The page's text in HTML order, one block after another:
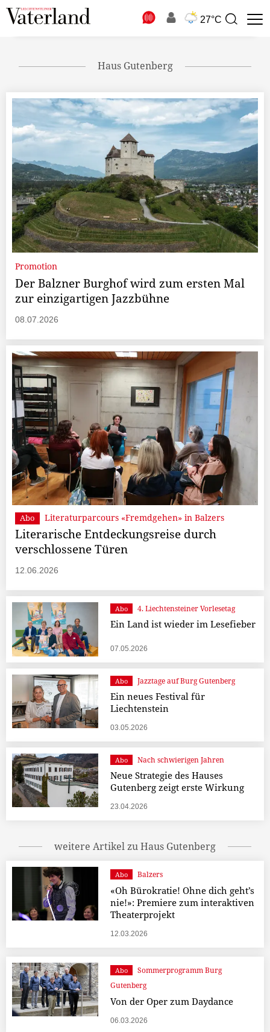
27°C
Suchbegriff
Haus Gutenberg
Promotion
Der Balzner Burghof wird zum ersten Mal
zur einzigartigen Jazzbühne
08.07.2026
Abo Literaturparcours «Fremdgehen» in Balzers
Literarische Entdeckungsreise durch
verschlossene Türen
12.06.2026
Abo 4. Liechtensteiner Vorlesetag
Ein Land ist wieder im Lesefieber
07.05.2026
Abo Jazztage auf Burg Gutenberg
Ein neues Festival für
Liechtenstein
03.05.2026
Abo Nach schwierigen Jahren
Neue Strategie des Hauses
Gutenberg zeigt erste Wirkung
23.04.2026
weitere Artikel zu Haus Gutenberg
Abo Balzers
«Oh Bürokratie! Ohne dich geht’s
nie!»: Premiere zum interaktiven
Theaterprojekt
12.03.2026
Abo
Sommerprogramm Burg
Gutenberg
Von der Oper zum Daydance
06.03.2026